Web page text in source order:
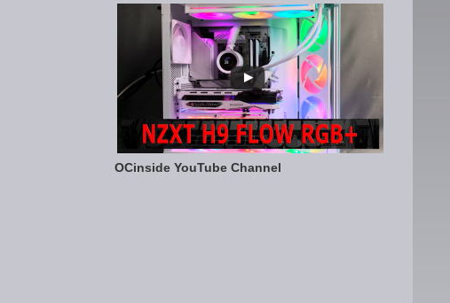
OCinside YouTube Channel